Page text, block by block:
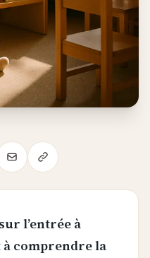
l’entrée à
à comprendre la